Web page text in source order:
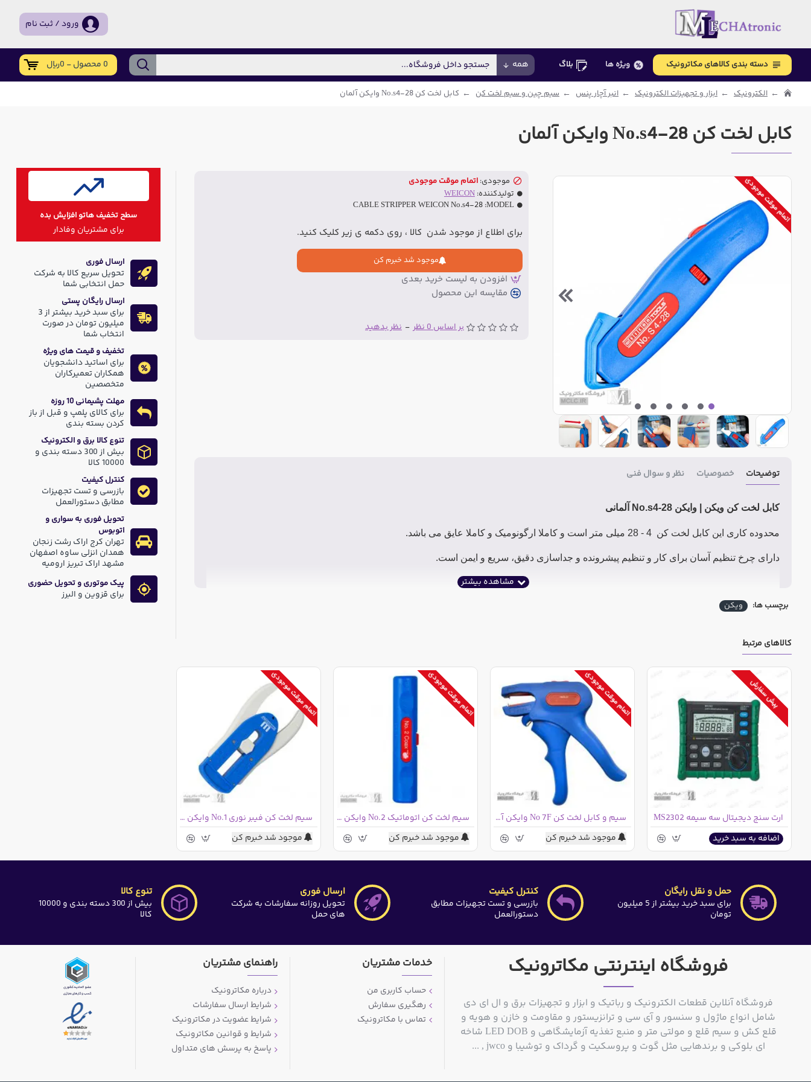
ورود / ثبت نام
دسته بندی کالاهای مکاترونیک ویژه ها بلاگ همه 0 محصول - 0ریال
الکترونیک ابزار و تجهیزات الکترونیک انبر آچار پنس سیم چین و سیم لخت کن کابل لخت کن No.s4-28 وایکن آلمان
کابل لخت کن No.s4-28 وایکن آلمان
اتمام موقت موجودی
بر اساس 0 نظر - نظر بدهید
موجودی: اتمام موقت موجودی
تولیدکننده: WEICON
MODEL:
CABLE STRIPPER WEICON No.s4-28
برای اطلاع از موجود شدن کالا ، روی دکمه ی زیر کلیک کنید.
موجود شد خبرم کن
افزودن به لیست خرید بعدی
مقایسه این محصول
توضیحات خصوصیات نظر و سوال فنی
کابل لخت کن ویکن | وایکن No.s4-28 آلمانی
محدوده کاری این کابل لخت کن 4 - 28 میلی متر است و کاملا ارگونومیک و کاملا عایق می باشد.
دارای چرخ تنظیم آسان برای کار و تنظیم پیشرونده و جداسازی دقیق، سریع و ایمن است.
برچسب ها: ویکن
سطح تخفیف هاتو افزایش بده
برای مشتریان وفادار
ارسال فوری
تحویل سریع کالا به شرکت
حمل انتخابی شما
ارسال رایگان پستی
برای سبد خرید بیشتر از 3
میلیون تومان در صورت
انتخاب شما
تخفیف و قیمت های ویژه
برای اساتید دانشجویان
همکاران تعمیرکاران
متخصصین
مهلت پشیمانی 10 روزه
برای کالای پلمپ و قبل از باز
کردن بسته بندی
تنوع کالا برق و الکترونیک
بیش از 300 دسته بندی و
10000 کالا
کنترل کیفیت
بازرسی و تست تجهیزات
مطابق دستورالعمل
تحویل فوری به سواری و
اتوبوس
تهران کرج اراک رشت زنجان
همدان انزلی ساوه اصفهان
مشهد اراک تبریز ارومیه
پیک موتوری و تحویل حضوری
برای قزوین و البرز
کالاهای مرتبط
پیش سفارش
ارت سنج دیجیتال سه سیمه MS2302
اضافه به سبد خرید
اتمام موقت موجودی
سیم و کابل لخت کن No 7F وایکن آلمان
موجود شد خبرم کن
اتمام موقت موجودی
سیم لخت کن اتوماتیک No.2 وایکن آلمان
موجود شد خبرم کن
اتمام موقت موجودی
سیم لخت کن فیبر نوری No.1 وایکن آلمان
موجود شد خبرم کن
حمل و نقل رایگان
برای سبد خرید بیشتر از 5 میلیون
تومان
کنترل کیفیت
بازرسی و تست تجهیزات مطابق
دستورالعمل
ارسال فوری
تحویل روزانه سفارشات به شرکت
های حمل
تنوع کالا
بیش از 300 دسته بندی و 10000
کالا
فروشگاه اینترنتی مکاترونیک
فروشگاه آنلاین قطعات الکترونیک و رباتیک و ابزار و تجهیزات برق و ال ای دی
شامل انواع ماژول و سنسور و آی سی و ترانزیستور و مقاومت و خازن و هویه و
قلع کش و سیم قلع و مولتی متر و منبع تغذیه آزمایشگاهی و LED DOB شاخه
ای بلوکی و برندهایی مثل گوت و پروسکیت و گرداک و توشیبا و jwco , ...
خدمات مشتریان
حساب کاربری من
رهگیری سفارش
تماس با مکاترونیک
راهنمای مشتریان
درباره مکاترونیک
شرایط ارسال سفارشات
شرایط عضویت در مکاترونیک
شرایط و قوانین مکاترونیک
پاسخ به پرسش های متداول